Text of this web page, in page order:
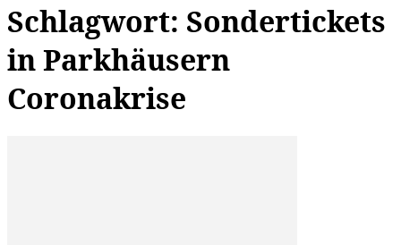
Schlagwort: Sondertickets
in Parkhäusern
Coronakrise